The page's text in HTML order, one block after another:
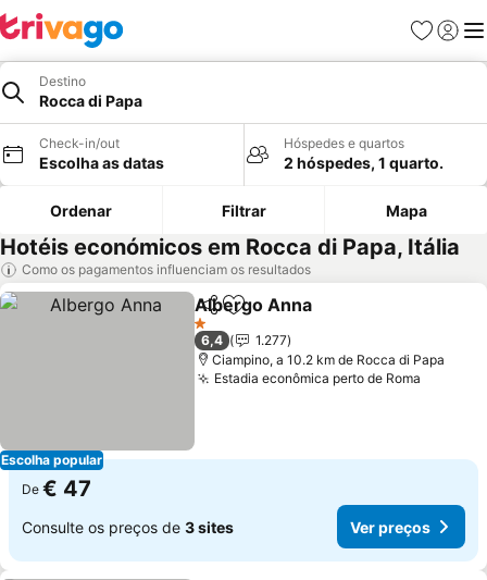
Favoritos
Iniciar
Destino
Rocca di Papa
Check-in/out
Escolha as datas
Hóspedes e quartos
2 hóspedes, 1 quarto.
Ordenar Filtrar Mapa
Hotéis económicos em Rocca di Papa, Itália
Como os pagamentos influenciam os resultados
Escolha popular
PartilharAdicionar aos favoritos
Albergo Anna
1 Estrelas
6,4
1.277
Ciampino, a 10.2 km de Rocca di Papa
Estadia econômica perto de Roma
De € 47
Consulte os preços de 3 sites Ver preços